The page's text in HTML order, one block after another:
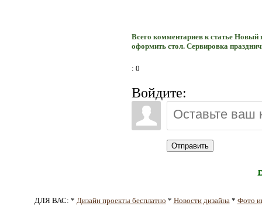
Всего комментариев к статье Новый
оформить стол. Сервировка
: 0
Войдите:
Отправить
ДЛЯ ВАС: * Дизайн проекты бесплатно * Новости дизайна* Фото